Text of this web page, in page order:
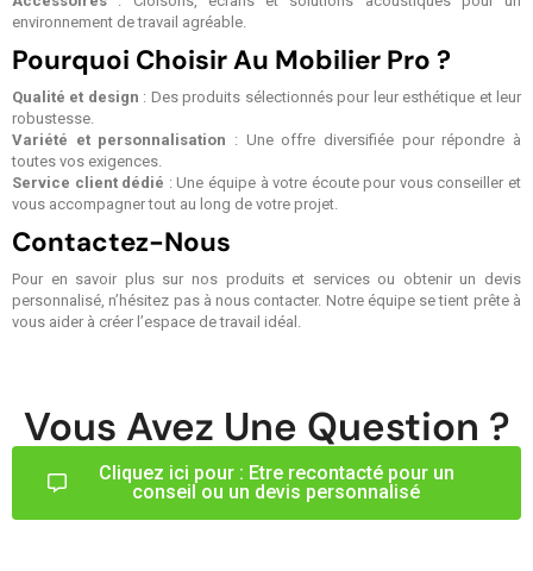
environnement de travail agréable.
Pourquoi Choisir Au Mobilier Pro ?
Qualité et design : Des produits sélectionnés pour leur esthétique et leur
robustesse.
Variété et personnalisation : Une offre diversifiée pour répondre à
toutes vos exigences.
Service client dédié : Une équipe à votre écoute pour vous conseiller et
vous accompagner tout au long de votre projet.
Contactez-Nous
Pour en savoir plus sur nos produits et services ou obtenir un devis
personnalisé, n’hésitez pas à nous contacter. Notre équipe se tient prête à
vous aider à créer l’espace de travail idéal.
Vous Avez Une Question ?
Cliquez ici pour : Etre recontacté pour un
conseil ou un devis personnalisé